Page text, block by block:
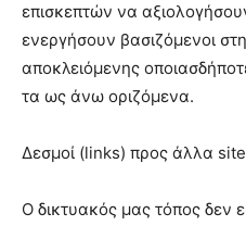
επισκεπτών να
ενεργήσουν βασιζόμενοι
αποκλειόμενης
τα ως άνω οριζόμενα.
Δεσμοί (links) προς άλλα
Ο δικτυακός μας τόπος δεν